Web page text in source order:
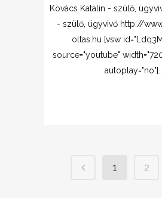
Kovács Katalin - szülő,
- szülő, ügyvivő http://
oltas.hu [vsw
source="youtube"
autoplay="no"]...
1 2